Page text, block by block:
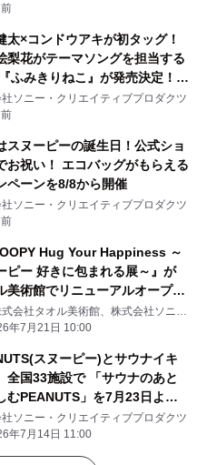
」、 グラングリーン大阪 ショ
TIME with PEANUTS」を
！
太×コンドウアキが初タッグ！
梨花がテーマソングを担当する
ふみきりねこ』が発売決定！
タンプも同時リリース！
ソニー・クリエイティブプロダクツ
スヌーピーの誕生日！公式ショ
お祝い！ エコバッグがもらえる
ペーンを8/8から開催
ソニー・クリエイティブプロダクツ
Hug Your Happiness ～
ピー 好きに包まれる展～』が
美術館でリニューアルオープ
会社タオル美術館、株式会社ソニ
エイティブプロダクツ
年7月21日 10:00
スヌーピー)とサウナイキ
全国33施設で 「サウナのあと
むPEANUTS」を7月23日より
定冊子・ステッカー配布や
ャンペーンも実施
ソニー・クリエイティブプロダクツ
年7月14日 11:00